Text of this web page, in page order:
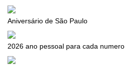
Aniversário de São Paulo
2026 ano pessoal para cada numero